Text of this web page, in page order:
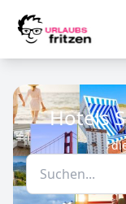
Hotels